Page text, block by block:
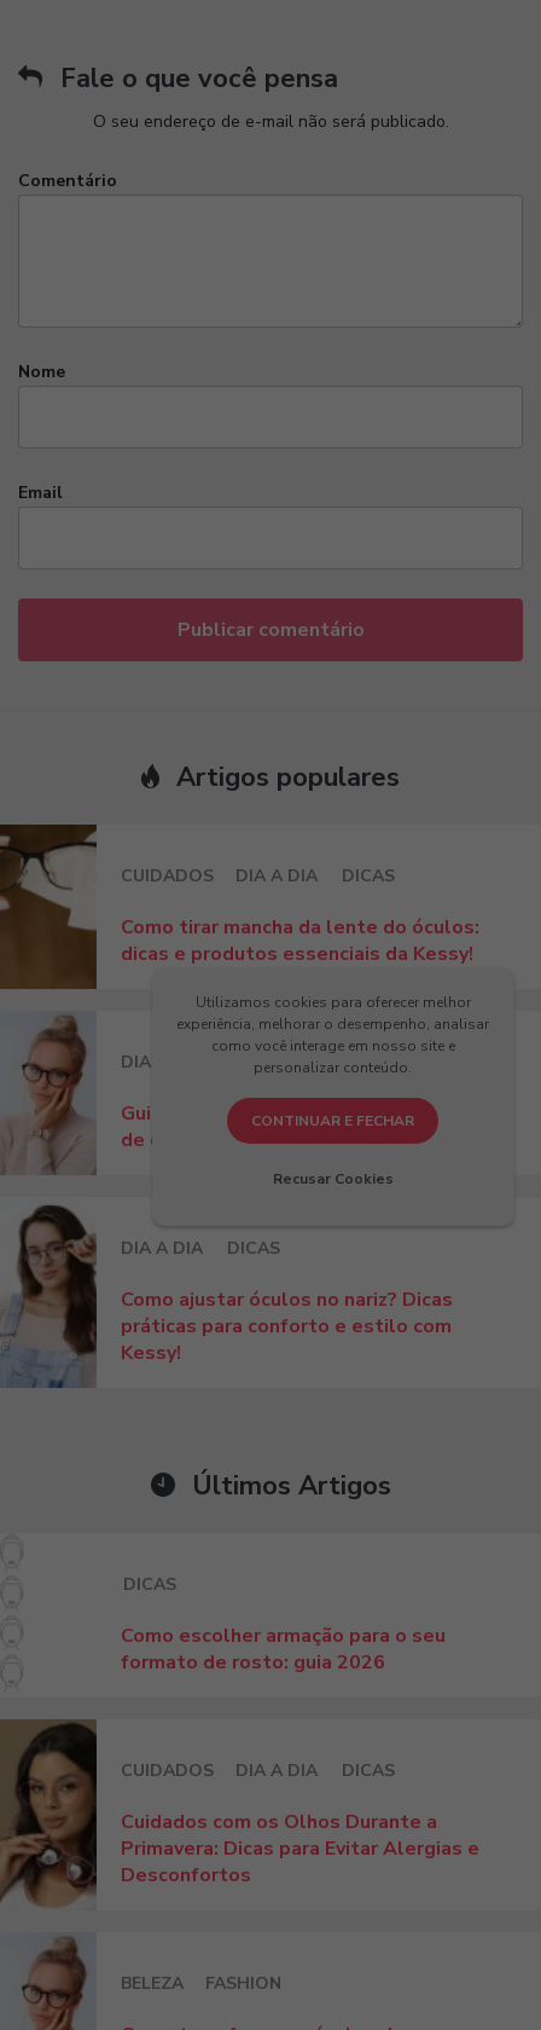
Fale o que você pensa
O seu endereço de e-mail não será publicado.
Nome
Email
Comentário
Artigos populares
CUIDADOS DIA A DIA DICAS
Como tirar mancha da lente do óculos:
dicas e produtos essenciais da Kessy!
DIA A DIA DICAS
Guia completo: como escolher a armação
de óculos para rosto fino!
DIA A DIA DICAS
Como ajustar óculos no nariz? Dicas
práticas para conforto e estilo com
Kessy!
Últimos Artigos
DICAS
Como escolher armação para o seu
formato de rosto: guia 2026
CUIDADOS DIA A DIA DICAS
Cuidados com os Olhos Durante a
Primavera: Dicas para Evitar Alergias e
Desconfortos
BELEZA FASHION
Utilizamos cookies para oferecer melhor
experiência, melhorar o desempenho, analisar
como você interage em nosso site e
personalizar conteúdo.
CONTINUAR E FECHAR
Recusar Cookies